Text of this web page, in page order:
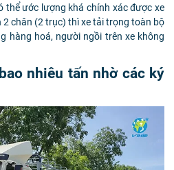
thể ước lượng khá chính xác được xe
2 chân (2 trục) thì xe tải trọng toàn bộ
hàng hoá, người ngồi trên xe không
nhiêu tấn nhờ các ký